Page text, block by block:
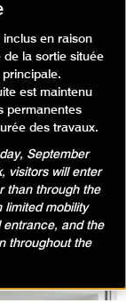
des visites
les expositions
toutes les
ci-dessous.
disponibles
inclus en raison
de la sortie située
est maintenu
permanentes
des travaux.
September
visitors will enter
than through the
limited mobility
entrance, and the
throughout the